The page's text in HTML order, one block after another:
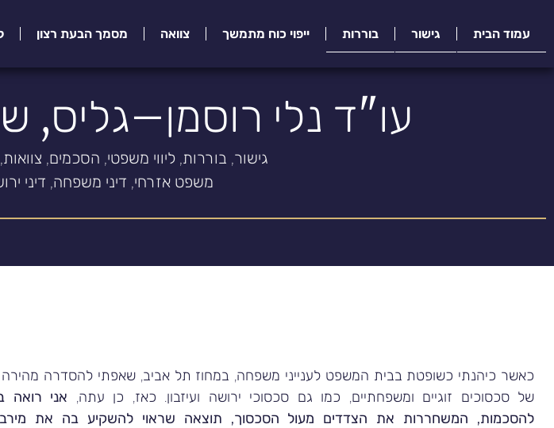
עמוד הבית גישור בוררות ייפוי כוח מתמשך צוואה מסמך הבעת רצון
עו"ד נלי רוסמן–גליס,
גישור, בוררות, ליווי משפטי, הסכמים,
משפט אזרחי, דיני משפחה, דיני
כאשר כיהנתי כשופטת בבית המשפט לענייני משפחה, במחוז תל אביב, שאפתי להסדרה מהירה
של סכסוכים זוגיים ומשפחתיים, כמו גם סכסוכי ירושה ועיזבון. כאז, כן עתה, אני רואה
להסכמות, המשחררות את הצדדים מעול הסכסוך, תוצאה שראוי להשקיע בה את מירב